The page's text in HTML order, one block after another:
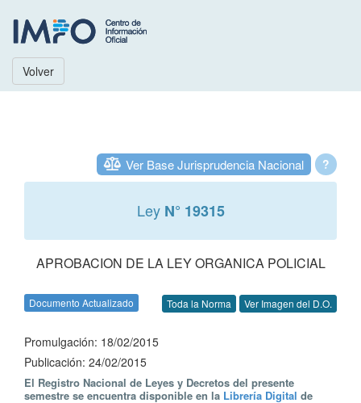
Volver
?
Ver Base Jurisprudencia Nacional
Ley N° 19315
APROBACION DE LA LEY ORGANICA POLICIAL
Documento Actualizado Toda la Norma Ver Imagen del D.O.
Promulgación: 18/02/2015
Publicación: 24/02/2015
El Registro Nacional de Leyes y Decretos del presente
semestre se encuentra disponible en la Librería Digital de